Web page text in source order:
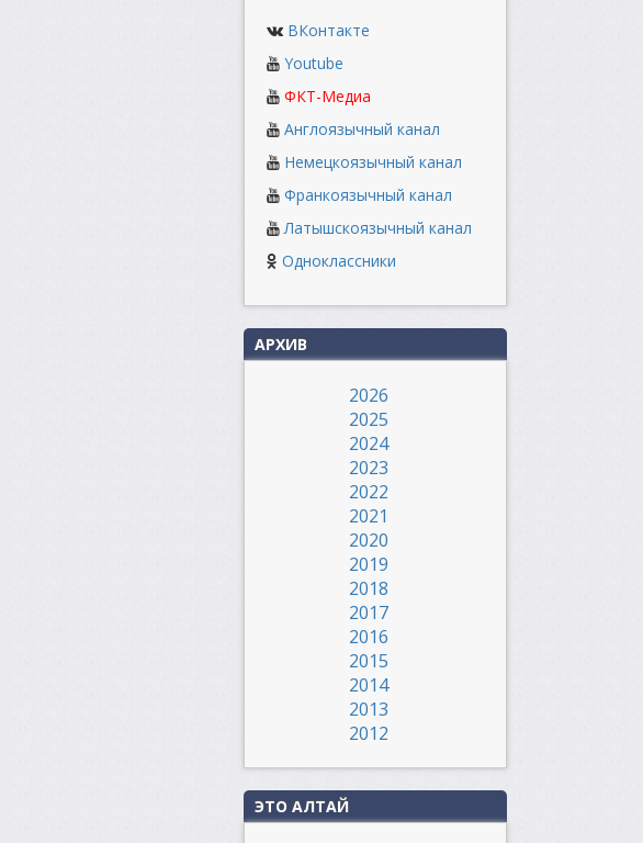
ВКонтакте
Youtube
ФКТ-Медиа
Англоязычный канал
Немецкоязычный канал
Франкоязычный канал
Латышскоязычный канал
Одноклассники
АРХИВ
2026
2025
2024
2023
2022
2021
2020
2019
2018
2017
2016
2015
2014
2013
2012
ЭТО АЛТАЙ